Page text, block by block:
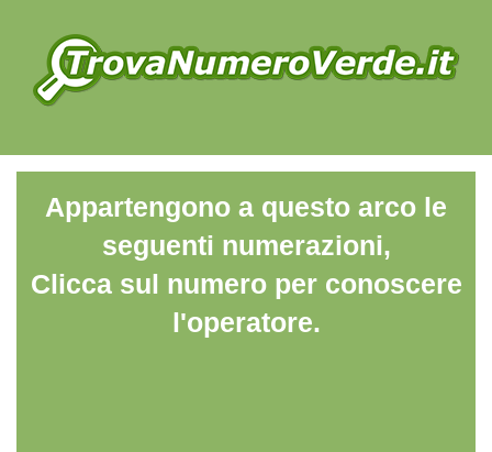
Appartengono a questo arco le
seguenti numerazioni,
Clicca sul numero per conoscere
l'operatore.